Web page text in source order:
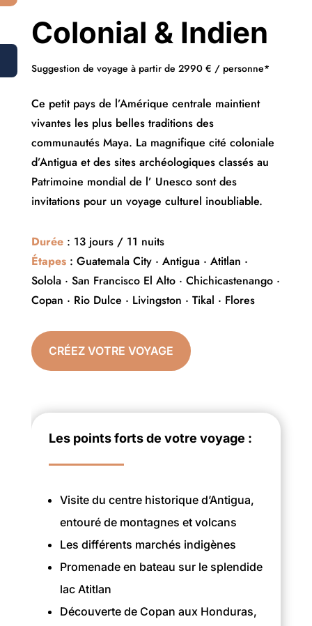
Colonial & Indien
Suggestion de voyage à partir de 2990 € / personne*
Ce petit pays de l’Amérique centrale maintient
vivantes les plus belles traditions des
communautés Maya. La magnifique cité coloniale
d’Antigua et des sites archéologiques classés au
Patrimoine mondial de l’ Unesco sont des
invitations pour un voyage culturel inoubliable.
Durée: 13 jours / 11 nuits
Étapes : Guatemala City · Antigua · Atitlan ·
Solola · San Francisco El Alto · Chichicastenango ·
Copan · Rio Dulce · Livingston · Tikal · Flores
CRÉEZ VOTRE VOYAGE
Les points forts de votre voyage :
Visite du centre historique d’Antigua,
entouré de montagnes et volcans
Les différents marchés indigènes
Promenade en bateau sur le splendide
lac Atitlan
Découverte de Copan aux Honduras,